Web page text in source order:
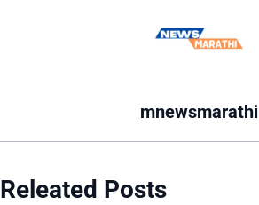
mnewsmarathi
Releated Posts